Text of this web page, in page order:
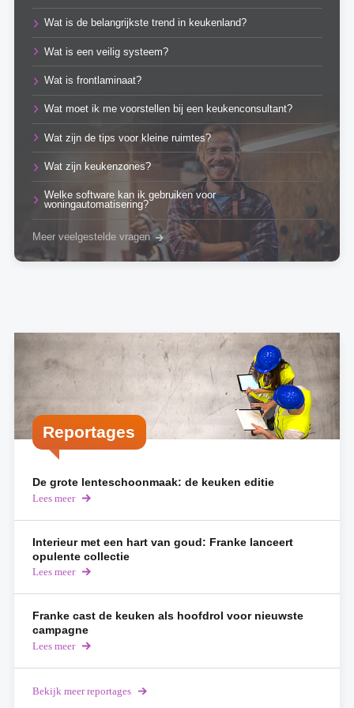
Wat is de belangrijkste trend in keukenland?
Wat is een veilig systeem?
Wat is frontlaminaat?
Wat moet ik me voorstellen bij een keukenconsultant?
Wat zijn de tips voor kleine ruimtes?
Wat zijn keukenzones?
Welke software kan ik gebruiken voor
woningautomatisering?
Meer veelgestelde vragen
Reportages
De grote lenteschoonmaak: de keuken editie
Lees meer over
editie
Interieur met een hart van goud: Franke lanceert
opulente collectie
Lees meer over
opulente
collectie
Franke cast de keuken als hoofdrol voor nieuwste
campagne
Lees meer over
keuken
Bekijk meer reportages